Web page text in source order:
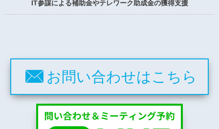
IT参謀による補助金やテレワーク助成金の獲得支援
お問い合わせはこちら